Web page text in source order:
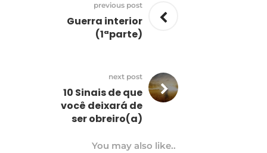
previous post
Guerra interior
(1ªparte)
next post
10 Sinais de que
você deixará de
ser obreiro(a)
You may also like..